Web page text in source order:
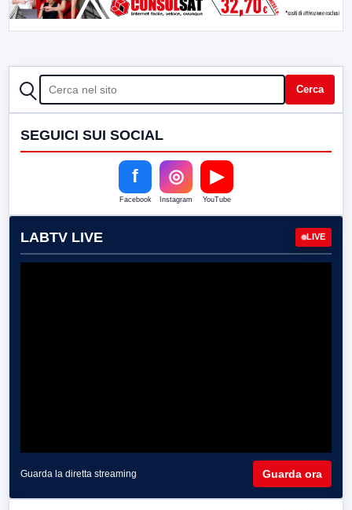
CERCA Cerca
SEGUICI SUI SOCIAL
f
Facebook
◎
Instagram
▶
YouTube
LABTV LIVE LIVE
Guarda la diretta streaming Guarda ora